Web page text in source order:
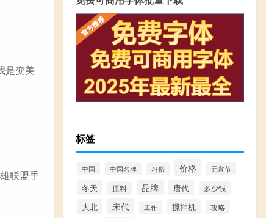
是变美
联盟手
标签
中国 中国名牌 习俗 价格 元宵节
冬天 原料 品牌 唐代 多少钱
大北 宋代 工作 搅拌机 攻略